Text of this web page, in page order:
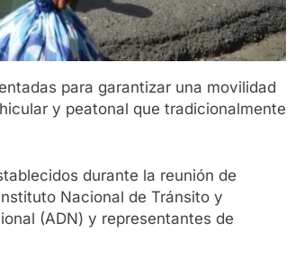
para garantizar una movilidad
y peatonal que tradicionalmente
durante la reunión de
Nacional de Tránsito y
(ADN) y representantes de